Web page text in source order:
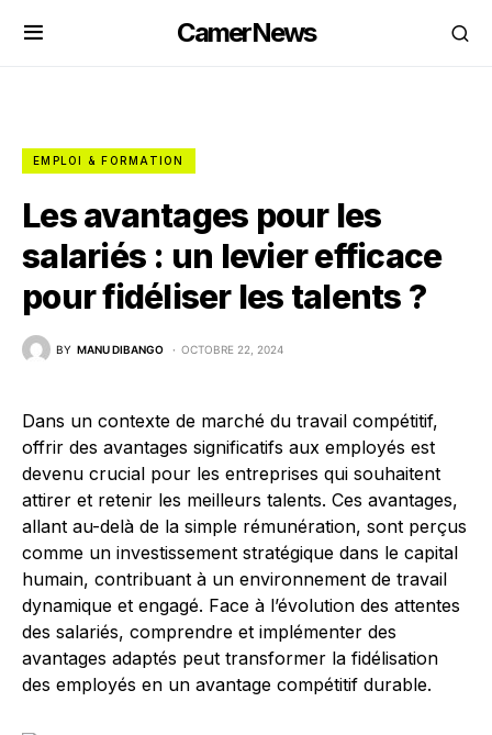
CamerNews
EMPLOI & FORMATION
Les avantages pour les
salariés : un levier efficace
pour fidéliser les talents ?
BY MANU DIBANGO OCTOBRE 22, 2024
Dans un contexte de marché du travail compétitif,
offrir des avantages significatifs aux employés est
devenu crucial pour les entreprises qui souhaitent
attirer et retenir les meilleurs talents. Ces avantages,
allant au-delà de la simple rémunération, sont perçus
comme un investissement stratégique dans le capital
humain, contribuant à un environnement de travail
dynamique et engagé. Face à l’évolution des attentes
des salariés, comprendre et implémenter des
avantages adaptés peut transformer la fidélisation
des employés en un avantage compétitif durable.